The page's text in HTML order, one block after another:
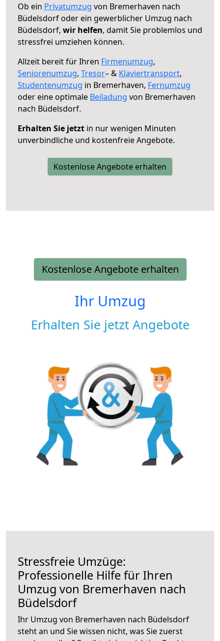
Ob ein Privatumzug von Bremerhaven nach
Büdelsdorf oder ein gewerblicher Umzug nach
Büdelsdorf, wir helfen, damit Sie problemlos und
stressfrei umziehen können.
Allzeit bereit für Ihren Firmenumzug,
Seniorenumzug, Tresor– & Klaviertransport,
Studentenumzug in Bremerhaven, Fernumzug
oder eine optimale Beiladung von Bremerhaven
nach Büdelsdorf.
Erhalten Sie jetzt in nur wenigen Minuten
unverbindliche und kostenfreie Angebote.
Kostenlose Angebote erhalten
Kostenlose Angebote erhalten
Ihr Umzug
Erhalten Sie jetzt Angebote
Stressfreie Umzüge:
Professionelle Hilfe für Ihren
Umzug von Bremerhaven nach
Büdelsdorf
Ihr Umzug von Bremerhaven nach Büdelsdorf
steht an und Sie wissen nicht, was Sie zuerst